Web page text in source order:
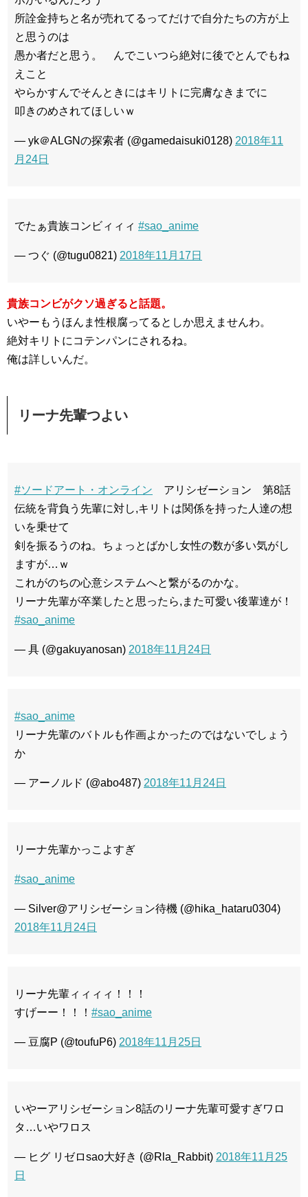
所詮金持ちと名が売れてるってだけで自分たちの方が上
と思うのは
愚か者だと思う。 んでこいつら絶対に後でとんでもね
えこと
やらかすんでそんときにはキリトに完膚なきまでに
叩きのめされてほしいｗ
— yk＠ALGNの探索者 (@gamedaisuki0128) 2018年11
月24日
でたぁ貴族コンビィィィ #sao_anime
— つぐ (@tugu0821) 2018年11月17日
貴族コンビがクソ過ぎると話題。
いやーもうほんま性根腐ってるとしか思えませんわ。
絶対キリトにコテンパンにされるね。
俺は詳しいんだ。
リーナ先輩つよい
#ソードアート・オンライン アリシゼーション 第8話
伝統を背負う先輩に対し,キリトは関係を持った人達の想
いを乗せて
剣を振るうのね。ちょっとばかし女性の数が多い気がし
ますが…ｗ
これがのちの心意システムへと繋がるのかな。
リーナ先輩が卒業したと思ったら,また可愛い後輩達が！
#sao_anime
— 具 (@gakuyanosan) 2018年11月24日
#sao_anime
リーナ先輩のバトルも作画よかったのではないでしょう
か
— アーノルド (@abo487) 2018年11月24日
リーナ先輩かっこよすぎ
#sao_anime
— Silver@アリシゼーション待機 (@hika_hataru0304)
2018年11月24日
リーナ先輩ィィィィ！！！
すげーー！！！ #sao_anime
— 豆腐P (@toufuP6) 2018年11月25日
いやーアリシゼーション8話のリーナ先輩可愛すぎワロ
タ…いやワロス
— ヒグ リゼロsao大好き (@Rla_Rabbit) 2018年11月25
日